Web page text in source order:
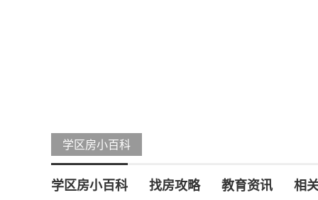
学区房小百科
学区房小百科 找房攻略 教育资讯 相